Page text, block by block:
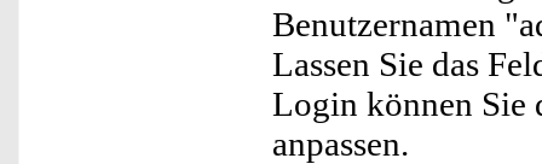
Benutzernamen
Lassen Sie das
Login können Sie
anpassen.